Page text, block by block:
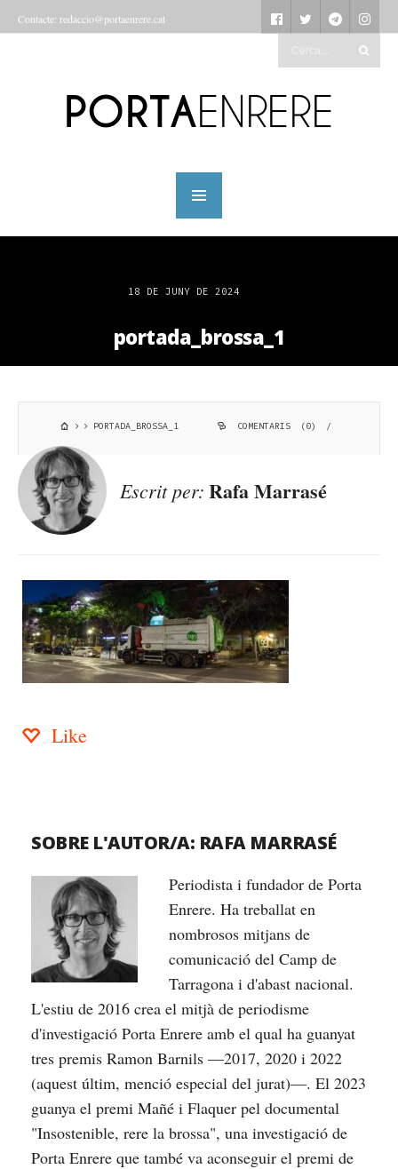
Contacte: redaccio@portaenrere.cat
18 DE JUNY DE 2024
portada_brossa_1
PORTADA_BROSSA_1 COMENTARIS (0) /
Escrit per: Rafa Marrasé
Like
SOBRE L'AUTOR/A: RAFA MARRASÉ
Periodista i fundador de Porta
Enrere. Ha treballat en
nombrosos mitjans de
comunicació del Camp de
Tarragona i d'abast nacional.
L'estiu de 2016 crea el mitjà de periodisme
d'investigació Porta Enrere amb el qual ha guanyat
tres premis Ramon Barnils —2017, 2020 i 2022
(aquest últim, menció especial del jurat)—. El 2023
guanya el premi Mañé i Flaquer pel documental
"Insostenible, rere la brossa", una investigació de
Porta Enrere que també va aconseguir el premi de